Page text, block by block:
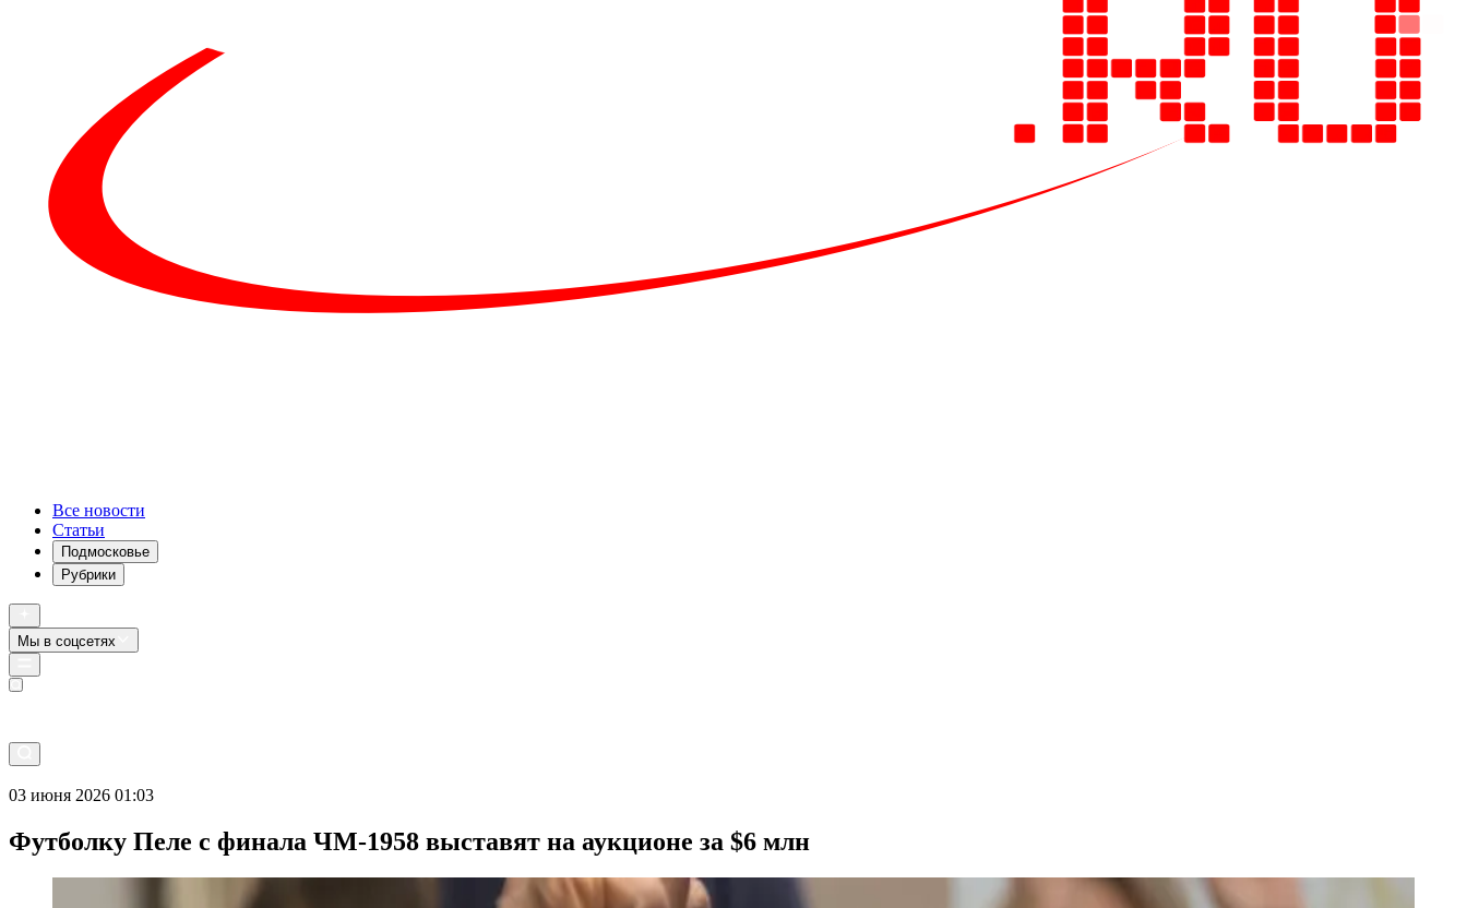
Все новости
Статьи
Подмосковье
Рубрики
Мы в соцсетях
03 июня 2026 01:03
Футболку Пеле с финала ЧМ-1958 выставят на аукционе за $6 млн